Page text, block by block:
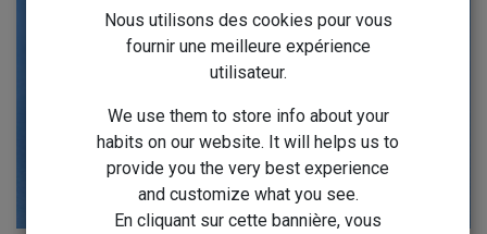
Nous utilisons des cookies pour vous
fournir une meilleure expérience
utilisateur.
We use them to store info about your
habits on our website. It will helps us to
provide you the very best experience
and customize what you see.
En cliquant sur cette bannière, vous